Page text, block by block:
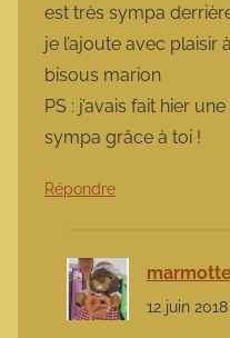
est très sympa
je l’ajoute avec plaisir
bisous marion
PS : j’avais fait hier
sympa grâce à toi !
Répondre
12 juin